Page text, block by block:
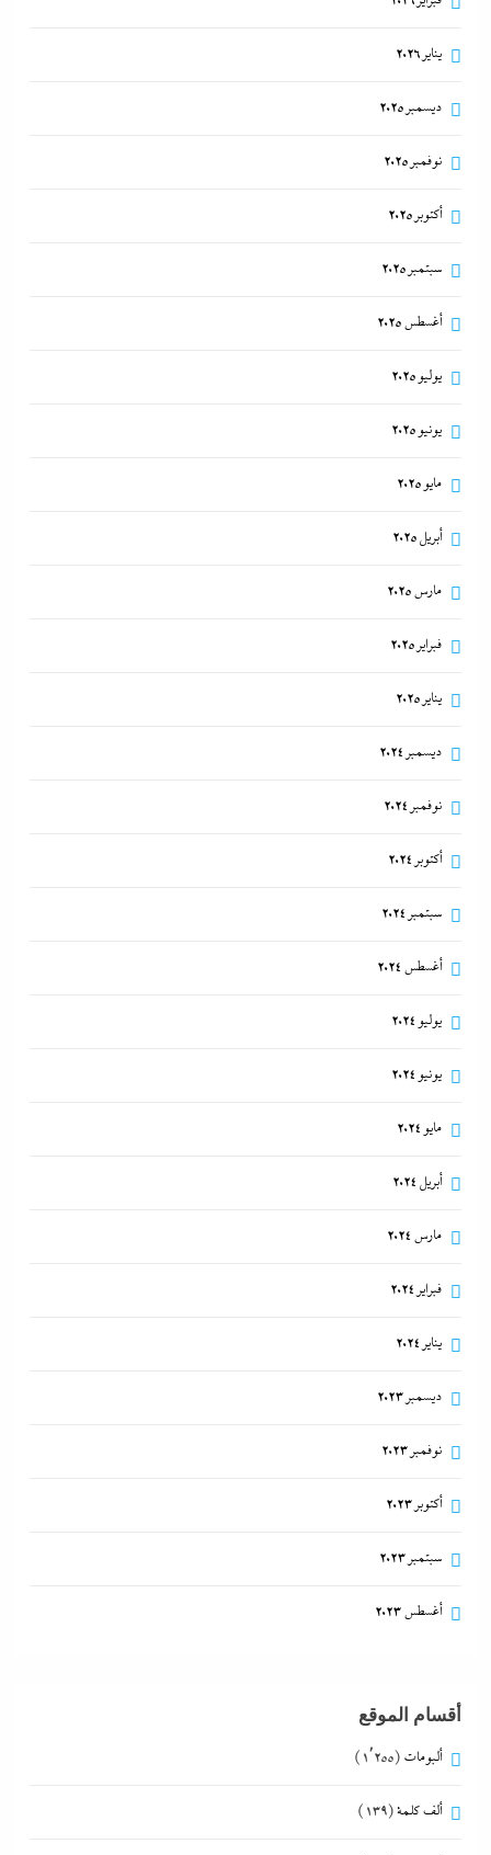
يناير 2026
ديسمبر 2025
نوفمبر 2025
أكتوبر 2025
سبتمبر 2025
أغسطس 2025
يوليو 2025
يونيو 2025
مايو 2025
أبريل 2025
مارس 2025
فبراير 2025
يناير 2025
ديسمبر 2024
نوفمبر 2024
أكتوبر 2024
سبتمبر 2024
أغسطس 2024
يوليو 2024
يونيو 2024
مايو 2024
أبريل 2024
مارس 2024
فبراير 2024
يناير 2024
ديسمبر 2023
نوفمبر 2023
أكتوبر 2023
سبتمبر 2023
أغسطس 2023
أقسام الموقع
ألبومات (1٬255)
ألف كلمة(139)